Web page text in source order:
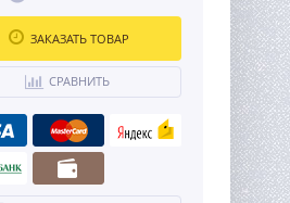
ЗАКАЗАТЬ ТОВАР
СРАВНИТЬ